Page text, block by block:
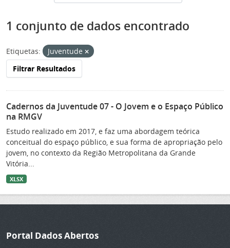
1 conjunto de dados encontrado
Etiquetas:
Juventude
Filtrar Resultados
Cadernos da Juventude 07 - O Jovem e o Espaço Público
na RMGV
Estudo realizado em 2017, e faz uma abordagem teórica
conceitual do espaço público, e sua forma de apropriação pelo
jovem, no contexto da Região Metropolitana da Grande
Vitória...
XLSX
Portal Dados Abertos